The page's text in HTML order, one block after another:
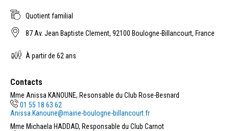
Quotient familial
87 Av. Jean Baptiste Clement, 92100 Boulogne-Billancourt, France
À partir de 62 ans
Contacts
Mme Anissa KANOUNE, Resonsable du Club Rose-Besnard
01 55 18 63 62
Anissa.Kanoune@mairie-boulogne-billancourt.fr
Mme Michaela HADDAD, Responsable du Club Carnot